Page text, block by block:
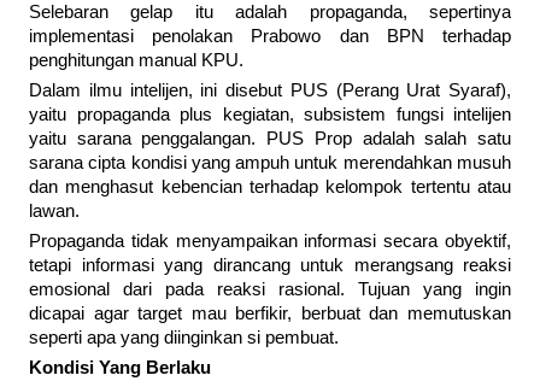
Selebaran gelap itu adalah propaganda, sepertinya
implementasi penolakan Prabowo dan BPN terhadap
penghitungan manual KPU.
Dalam ilmu intelijen, ini disebut PUS (Perang Urat Syaraf),
yaitu propaganda plus kegiatan, subsistem fungsi intelijen
yaitu sarana penggalangan. PUS Prop adalah salah satu
sarana cipta kondisi yang ampuh untuk merendahkan musuh
dan menghasut kebencian terhadap kelompok tertentu atau
lawan.
Propaganda tidak menyampaikan informasi secara obyektif,
tetapi informasi yang dirancang untuk merangsang reaksi
emosional dari pada reaksi rasional. Tujuan yang ingin
dicapai agar target mau berfikir, berbuat dan memutuskan
seperti apa yang diinginkan si pembuat.
Kondisi Yang Berlaku